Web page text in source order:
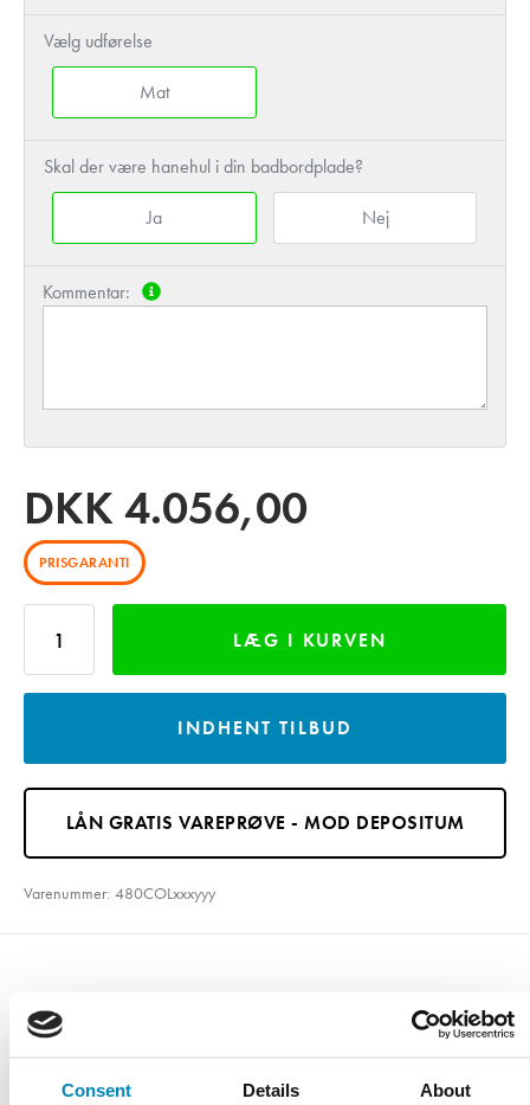
Consent Details About
Vælg udførelse
Mat
Skal der være hanehul i din badbordplade?
Ja Nej
Kommentar:
DKK4.056,00
PRISGARANTI
LÆG I KURVEN
INDHENT TILBUD
LÅN GRATIS VAREPRØVE - MOD DEPOSITUM
Varenummer: 480COLxxxyyy
Varebeskrivelse